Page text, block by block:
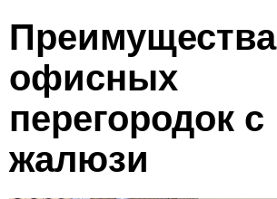
Преимущества
офисных
перегородок с
жалюзи